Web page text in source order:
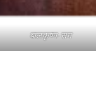
बालकृष्ण-सम